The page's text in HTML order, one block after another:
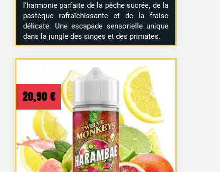
l’harmonie parfaite de la pêche sucrée, de la
pastèque rafraîchissante et de la fraise
délicate. Une escapade sensorielle unique
dans la jungle des singes et des primates.
20,90 €